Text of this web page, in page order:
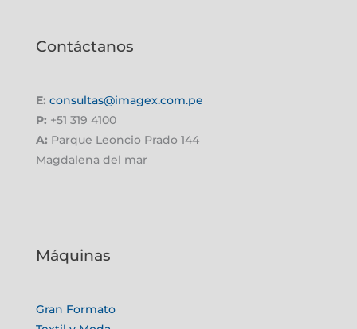
Contáctanos
E: consultas@imagex.com.pe
P: +51 319 4100
A: Parque Leoncio Prado 144
Magdalena del mar
Máquinas
Gran Formato